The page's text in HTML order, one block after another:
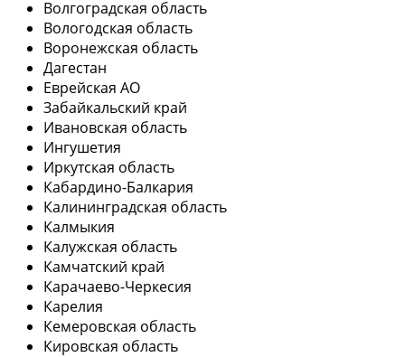
Волгоградская область
Вологодская область
Воронежская область
Дагестан
Еврейская АО
Забайкальский край
Ивановская область
Ингушетия
Иркутская область
Кабардино-Балкария
Калининградская область
Калмыкия
Калужская область
Камчатский край
Карачаево-Черкесия
Карелия
Кемеровская область
Кировская область